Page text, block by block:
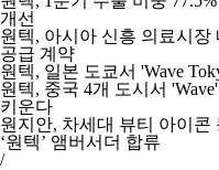
개선
원텍, 아시아 신흥 의료시
공급 계약
원텍, 일본 도쿄서 'Wave
원텍, 중국 4개 도시서
키운다
원지안, 차세대 뷰티 아이
‘원텍’ 앰버서더 합류
/